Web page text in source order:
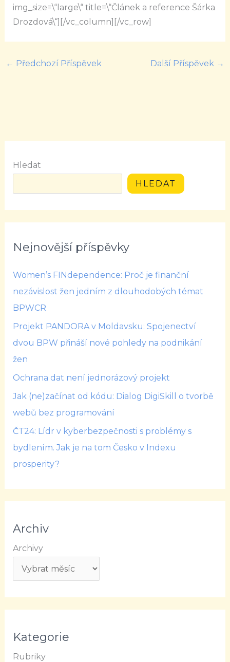
img_size=\“large\“ title=\“Článek a reference Šárka
Drozdová\“][/vc_column][/vc_row]
← Předchozí Příspěvek Další Příspěvek →
Hledat
HLEDAT
Nejnovější příspěvky
Women’s FINdependence: Proč je finanční
nezávislost žen jedním z dlouhodobých témat
BPWCR
Projekt PANDORA v Moldavsku: Spojenectví
dvou BPW přináší nové pohledy na podnikání
žen
Ochrana dat není jednorázový projekt
Jak (ne)začínat od kódu: Dialog DigiSkill o tvorbě
webů bez programování
ČT24: Lídr v kyberbezpečnosti s problémy s
bydlením. Jak je na tom Česko v Indexu
prosperity?
Archiv
Archivy
Kategorie
Rubriky